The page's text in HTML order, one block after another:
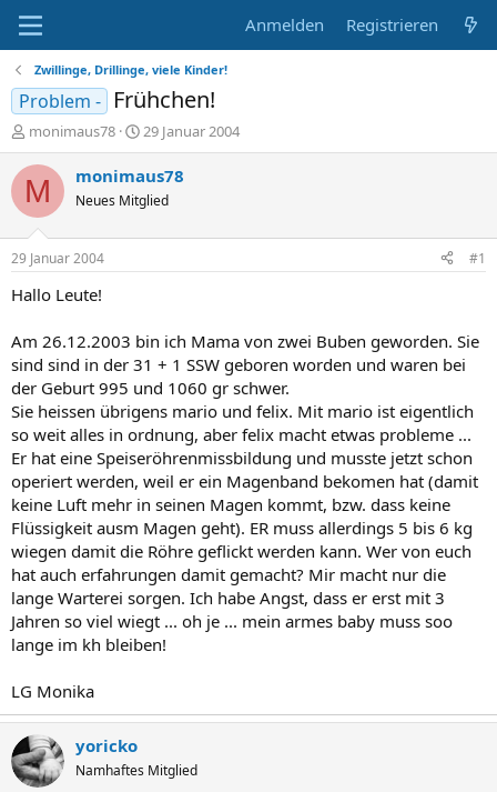
Anmelden Registrieren
Zwillinge, Drillinge, viele Kinder!
Problem - Frühchen!
E
r
s
t
e
r
monimaus78
E
r
s
e
t
29 Januar 2004
M monimaus78
Neues Mitglied
29 Januar 2004 #1
Hallo Leute!
Am 26.12.2003 bin ich Mama von zwei Buben geworden. Sie
sind sind in der 31 + 1 SSW geboren worden und waren bei
der Geburt 995 und 1060 gr schwer.
Sie heissen übrigens mario und felix. Mit mario ist eigentlich
so weit alles in ordnung, aber felix macht etwas probleme ...
Er hat eine Speiseröhrenmissbildung und musste jetzt schon
operiert werden, weil er ein Magenband bekomen hat (damit
keine Luft mehr in seinen Magen kommt, bzw. dass keine
Flüssigkeit ausm Magen geht). ER muss allerdings 5 bis 6 kg
wiegen damit die Röhre geflickt werden kann. Wer von euch
hat auch erfahrungen damit gemacht? Mir macht nur die
lange Warterei sorgen. Ich habe Angst, dass er erst mit 3
Jahren so viel wiegt ... oh je ... mein armes baby muss soo
lange im kh bleiben!
LG Monika
yoricko
Namhaftes Mitglied